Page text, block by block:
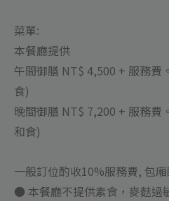
菜單:
本餐廳提供
午間御膳 NT$ 4,500 + 服務費
食)
晚間御膳 NT$ 7,200 + 服務費
和食)
一般訂位酌收10%服務費, 包
● 本餐廳不提供素食，麥麩過